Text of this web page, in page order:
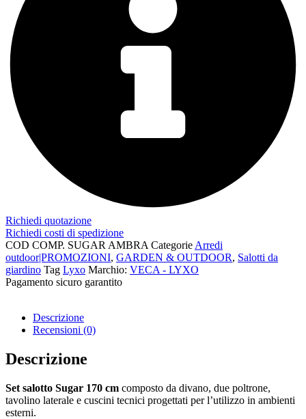
Richiedi quotazione
Richiedi costi di spedizione
COD COMP. SUGAR AMBRA Categorie Arredi
outdoor|PROMOZIONI, GARDEN & OUTDOOR, Salotti da
giardino Tag Lyxo Marchio: VECA - LYXO
Pagamento sicuro garantito​
Descrizione
Recensioni (0)
Descrizione
Set salotto Sugar 170 cm composto da divano, due poltrone,
tavolino laterale e cuscini tecnici progettati per l’utilizzo in ambienti
esterni.